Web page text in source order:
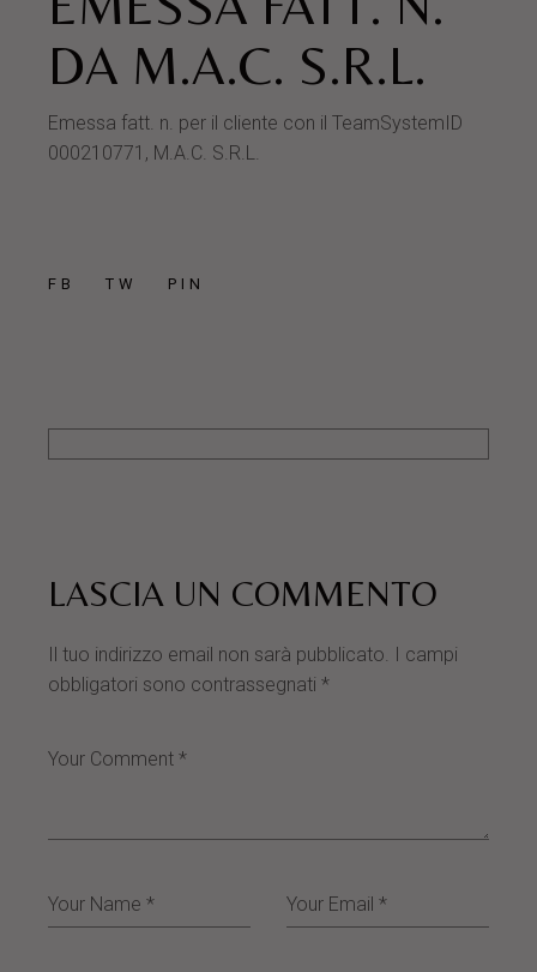
DA M.A.C. S.R.L.
Emessa fatt. n. per il cliente con il TeamSystemID
000210771, M.A.C. S.R.L.
FB TW PIN
LASCIA UN COMMENTO
Il tuo indirizzo email non sarà pubblicato. I campi
obbligatori sono contrassegnati*